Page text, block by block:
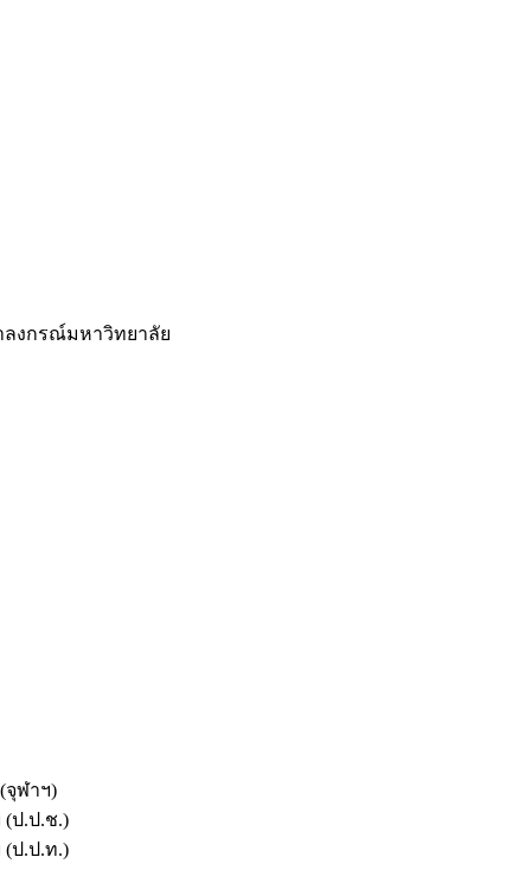
ลงกรณ์มหาวิทยาลัย
จุฬาฯ)
(ป.ป.ช.)
(ป.ป.ท.)